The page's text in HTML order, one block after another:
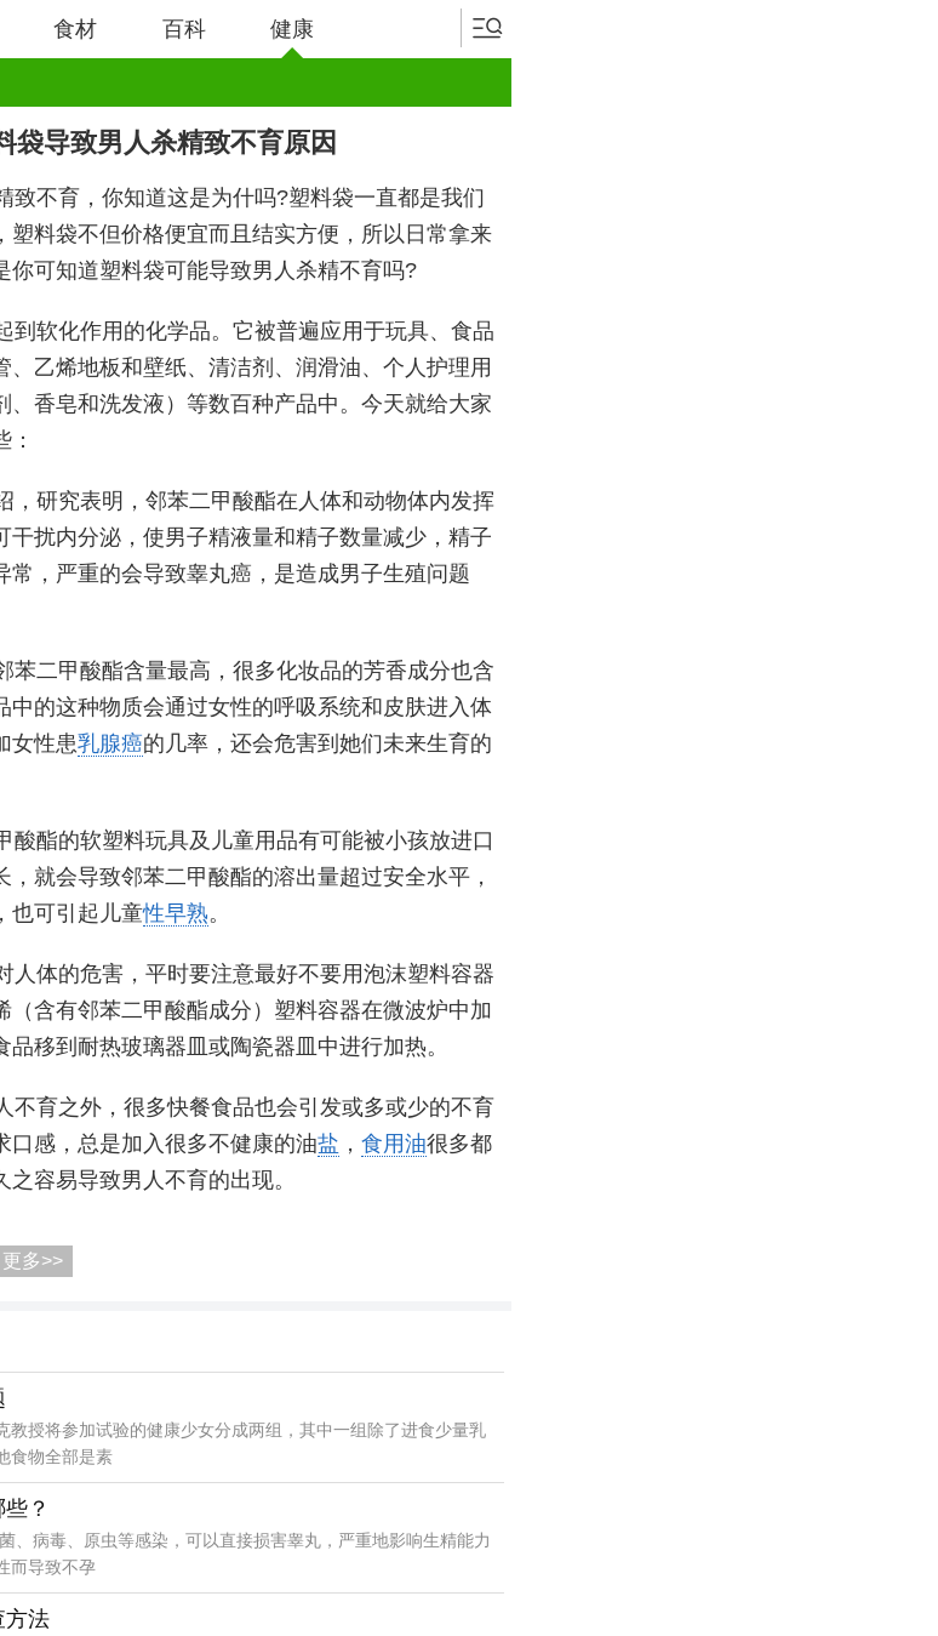
食材 百科 健康
袋导致男人杀精致不育原因
致不育，你知道这是为什吗?塑料袋一直都是我们
塑料袋不但价格便宜而且结实方便，所以日常拿来
你可知道塑料袋可能导致男人杀精不育吗?
到软化作用的化学品。它被普遍应用于玩具、食品
、乙烯地板和壁纸、清洁剂、润滑油、个人护理用
、香皂和洗发液）等数百种产品中。今天就给大家
，研究表明，邻苯二甲酸酯在人体和动物体内发挥
干扰内分泌，使男子精液量和精子数量减少，精子
常，严重的会导致睾丸癌，是造成男子生殖问题
苯二甲酸酯含量最高，很多化妆品的芳香成分也含
中的这种物质会通过女性的呼吸系统和皮肤进入体
女性患乳腺癌的几率，还会危害到她们未来生育的
酸酯的软塑料玩具及儿童用品有可能被小孩放进口
就会导致邻苯二甲酸酯的溶出量超过安全水平，
也可引起儿童性早熟。
人体的危害，平时要注意最好不要用泡沫塑料容器
（含有邻苯二甲酸酯成分）塑料容器在微波炉中加
移到耐热玻璃器皿或陶瓷器皿中进行加热。
不育之外，很多快餐食品也会引发或多或少的不育
口感，总是加入很多不健康的油盐 ， 食用油很多都
容易导致男人不育的出现。
更多>>
教授将参加试验的健康少女分成两组，其中一组除了进食少量乳
食物全部是素
？
、病毒、原虫等感染，可以直接损害睾丸，严重地影响生精能力
而导致不孕
方法